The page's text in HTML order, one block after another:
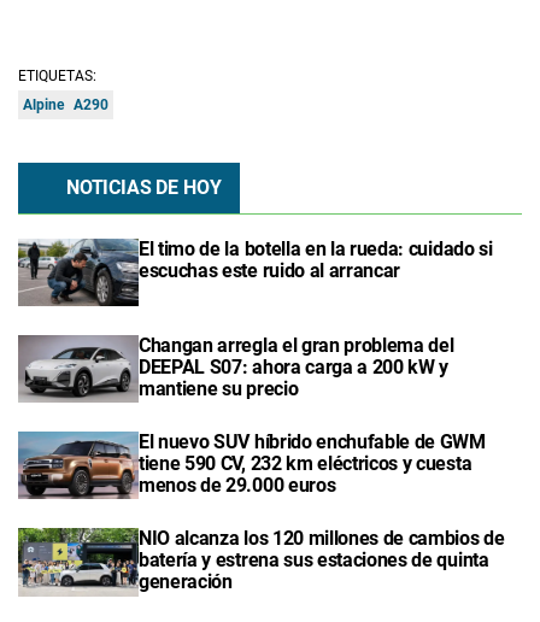
ETIQUETAS:
Alpine A290
NOTICIAS DE HOY
El timo de la botella en la rueda: cuidado si
escuchas este ruido al arrancar
Changan arregla el gran problema del
DEEPAL S07: ahora carga a 200 kW y
mantiene su precio
El nuevo SUV híbrido enchufable de GWM
tiene 590 CV, 232 km eléctricos y cuesta
menos de 29.000 euros
NIO alcanza los 120 millones de cambios de
batería y estrena sus estaciones de quinta
generación